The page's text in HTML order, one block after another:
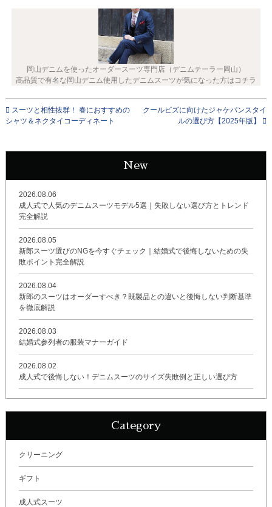
岡山デニムを使ったオーダースーツ専門店（デニムテーラー岡山）
高品質で有名な岡山デニム使用したデニムスーツが気になった方はコチラ
スーツと相性抜群！ 春におすすめの
シャツ＆ネクタイコーディネート
クールビズに向けたジャケパンスタイ
ルの選び方【2025年版】
New
2026.08.06
成人式で人気のデニムスーツモデル5選｜失敗しない選び方とトレンド
完全解説
2026.08.05
新郎スーツ選びのNGを今すぐチェック｜結婚式で後悔しないための失
敗ポイント完全解説
2026.08.04
新郎のスーツはオーダーすべき？既製品との違いと後悔しない判断基準
を徹底解説
2026.08.03
結婚式参列者の服装マナーガイド
2026.08.02
成人式で後悔しない！デニムスーツのサイズ失敗例と正しい選び方
Category
クリーニング
ギフト
成人式スーツ